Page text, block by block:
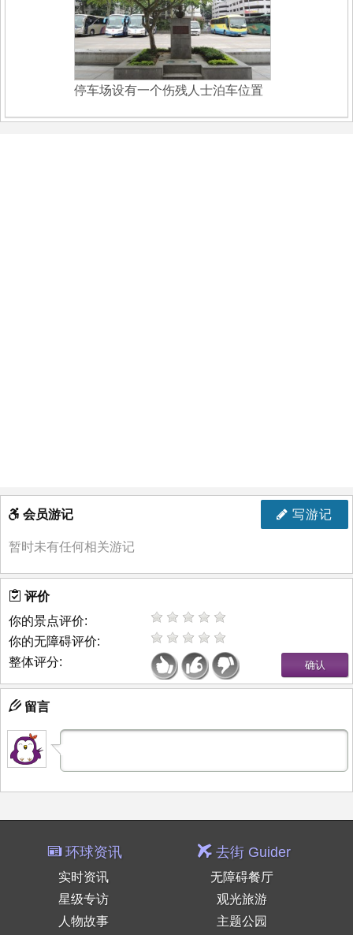
停车场设有一个伤残人士泊车位置
写游记
会员游记
暂时未有任何相关游记
评价
你的景点评价:
你的无障碍评价:
整体评分:
留言
环球资讯
实时资讯
星级专访
人物故事
去街 Guider
无障碍餐厅
观光旅游
主题公园